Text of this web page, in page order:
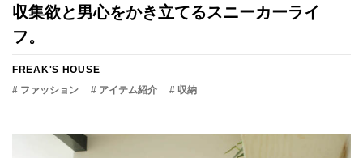
収集欲と男心をかき立てるスニーカーライ
フ。
FREAK'S HOUSE
# ファッション
# アイテム紹介 # 収納